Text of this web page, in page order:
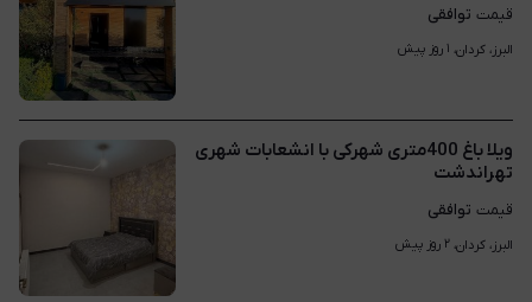
قیمت توافقی
البرز، کردان، ۱ روز پیش
ویلا باغ 400متری شهرکی با انشعابات شهری
تهراندشت
قیمت توافقی
البرز، کردان، ۲ روز پیش